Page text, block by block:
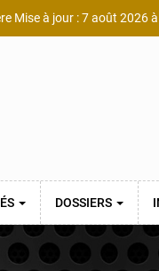
Mise à jour : 7 août 2026
DOSSIERS